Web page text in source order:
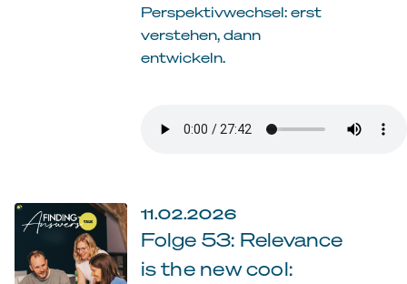
Perspektivwechsel: erst
verstehen, dann
entwickeln.
11.02.2026
Folge 53: Relevance
is the new cool: